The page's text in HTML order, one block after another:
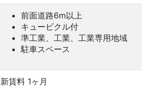
前面道路6m以上
キュービクル付
準工業、工業、工業専用地域
駐車スペース
新賃料 1ヶ月